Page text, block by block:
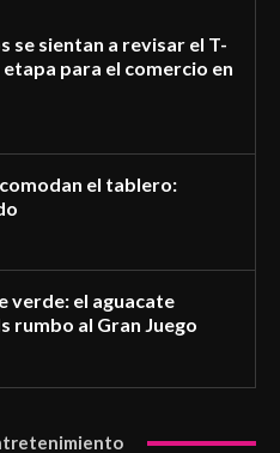
se sientan a revisar el T-
para el comercio en
el tablero:
verde: el aguacate
rumbo al Gran Juego